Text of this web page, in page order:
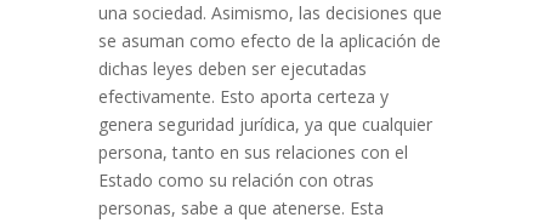
una sociedad. Asimismo, las decisiones que
se asuman como efecto de la aplicación de
dichas leyes deben ser ejecutadas
efectivamente. Esto aporta certeza y
genera seguridad jurídica, ya que cualquier
persona, tanto en sus relaciones con el
Estado como su relación con otras
personas, sabe a que atenerse. Esta